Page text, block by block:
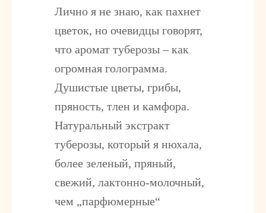
Лично я не знаю, как пахнет
цветок, но очевидцы говорят,
что аромат туберозы – как
огромная голограмма.
Душистые цветы, грибы,
пряность, тлен и камфора.
Натуральный экстракт
туберозы, который я нюхала,
более зеленый, пряный,
свежий, лактонно-молочный,
чем „парфюмерные“